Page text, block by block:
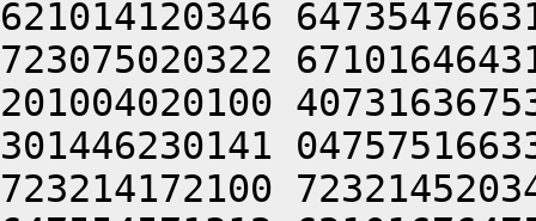
621014120346
723075020322
201004020100
301446230141
723214172100